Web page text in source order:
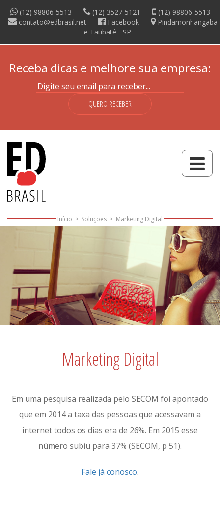
(12) 98806-5513 (12) 3527-5121
(12) 98806-5513
contato@edbrasil.net
Facebook
Pindamonhangaba
e Taubaté - SP
Receba dicas e melhore sua empresa:
QUERO RECEBER
Início > Soluções > Marketing Digital
Marketing Digital
Em uma pesquisa realizada pelo SECOM foi apontado
que em 2014 a taxa das pessoas que acessavam a
internet todos os dias era de 26%. Em 2015 esse
número subiu para 37% (SECOM, p 51).
Fale já conosco.